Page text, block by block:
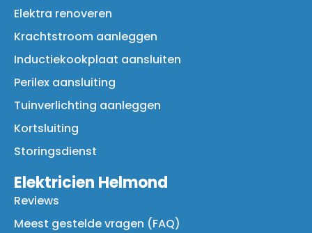
Elektra renoveren
Krachtstroom aanleggen
Inductiekookplaat aansluiten
Perilex aansluiting
Tuinverlichting aanleggen
Kortsluiting
Storingsdienst
Elektricien Helmond
Reviews
Meest gestelde vragen (FAQ)